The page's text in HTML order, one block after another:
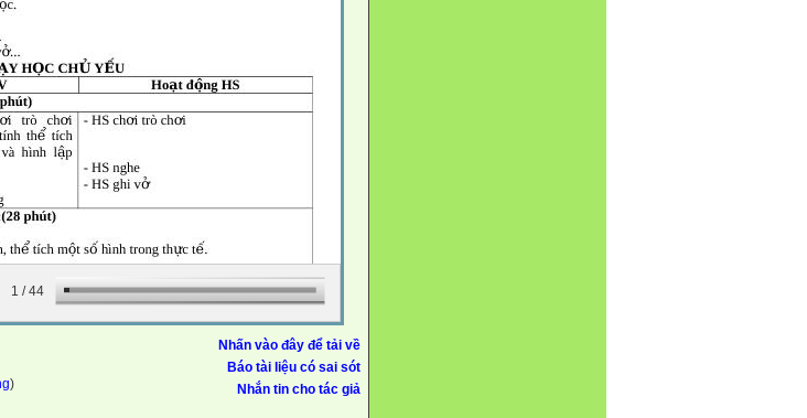
1 /44
Nhấn vào đây để tải về
Báo tài liệu có sai sót
Nhắn tin cho tác giả
)